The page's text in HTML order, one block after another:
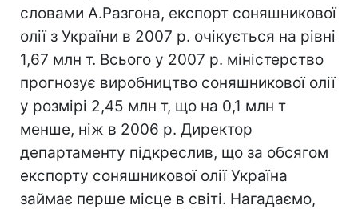
словами А.Разгона, експорт соняшникової
олії з України в 2007 р. очікується на рівні
1,67 млн т. Всього у 2007 р. міністерство
прогнозує виробництво соняшникової олії
у розмірі 2,45 млн т, що на 0,1 млн т
менше, ніж в 2006 р. Директор
департаменту підкреслив, що за обсягом
експорту соняшникової олії Україна
займає перше місце в світі. Нагадаємо,